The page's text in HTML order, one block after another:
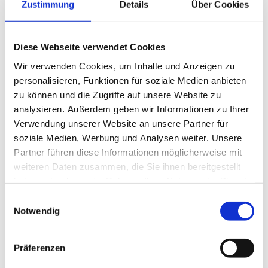
Zustimmung Details Über Cookies
Diese Webseite verwendet Cookies
Wir verwenden Cookies, um Inhalte und Anzeigen zu
personalisieren, Funktionen für soziale Medien anbieten
zu können und die Zugriffe auf unsere Website zu
analysieren. Außerdem geben wir Informationen zu Ihrer
Verwendung unserer Website an unsere Partner für
soziale Medien, Werbung und Analysen weiter. Unsere
Partner führen diese Informationen möglicherweise mit
weiteren Daten zusammen, die Sie ihnen bereitgestellt
Notwendig
Präferenzen